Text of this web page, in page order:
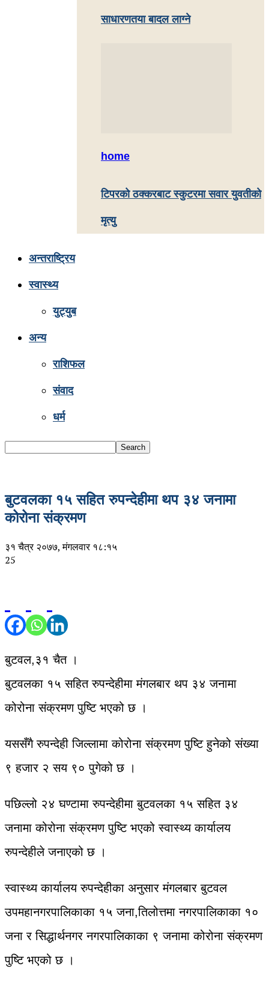
साधारणतया बादल लाग्ने
home
टिपरको ठक्करबाट स्कुटरमा सवार युवतीको
मृत्यु
अन्तराष्ट्रिय
स्वास्थ्य
युट्युब
अन्य
राशिफल
संवाद
धर्म
बुटवलका १५ सहित रुपन्देहीमा थप ३४ जनामा
कोरोना संक्रमण
३१ चैत्र २०७७, मंगलवार १८:१५
25
बुटवल,३१ चैत ।
बुटवलका १५ सहित रुपन्देहीमा मंगलबार थप ३४ जनामा
कोरोना संक्रमण पुष्टि भएको छ ।
यससँगै रुपन्देही जिल्लामा कोरोना संक्रमण पुष्टि हुनेको संख्या
९ हजार २ सय ९० पुगेको छ ।
पछिल्लो २४ घण्टामा रुपन्देहीमा बुटवलका १५ सहित ३४
जनामा कोरोना संक्रमण पुष्टि भएको स्वास्थ्य कार्यालय
रुपन्देहीले जनाएको छ ।
स्वास्थ्य कार्यालय रुपन्देहीका अनुसार मंगलबार बुटवल
उपमहानगरपालिकाका १५ जना,तिलोत्तमा नगरपालिकाका १०
जना र सिद्धार्थनगर नगरपालिकाका ९ जनामा कोरोना संक्रमण
पुष्टि भएको छ ।